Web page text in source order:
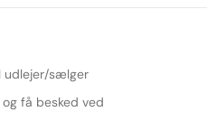
udlejer/sælger
få besked ved